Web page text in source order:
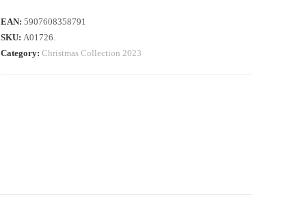
EAN:5907608358791
SKU: A01726.
Category:Christmas Collection 2023